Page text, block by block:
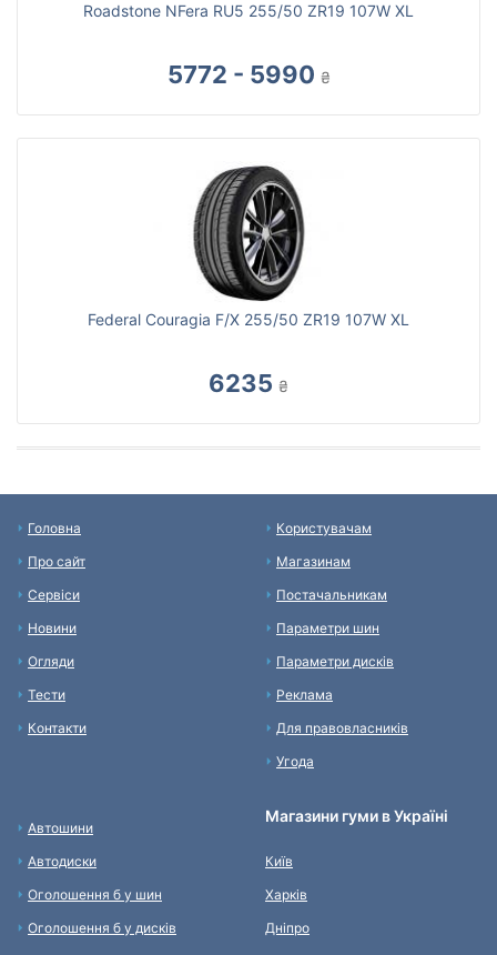
Roadstone NFera RU5 255/50 ZR19 107W XL
5772 - 5990 ₴
Federal Couragia F/X 255/50 ZR19 107W XL
6235 ₴
Головна
Про сайт
Сервіси
Новини
Огляди
Тести
Контакти
Користувачам
Магазинам
Постачальникам
Параметри шин
Параметри дисків
Реклама
Для правовласників
Угода
Автошини
Автодиски
Оголошення б у шин
Оголошення б у дисків
Магазини гуми в Україні
Київ
Харків
Дніпро